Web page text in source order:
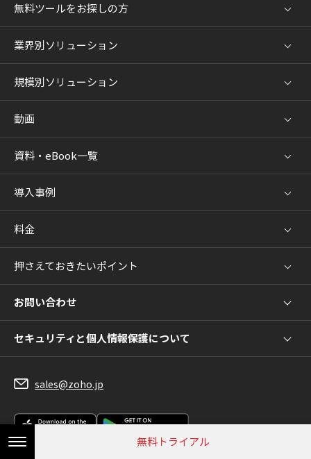
無料ツールをお探しの方
業界別ソリューション
規模別ソリューション
動画
資料・eBook一覧
導入事例
料金
押さえておきたいポイント
お問い合わせ
セキュリティと個人情報保護について
sales@zoho.jp
無料トライアル